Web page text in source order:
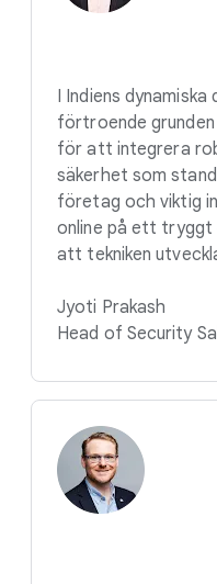
I Indiens
förtroende
för att integrera
säkerhet som
företag och viktig
online på ett
att tekniken
Jyoti Prakash
Head of Security